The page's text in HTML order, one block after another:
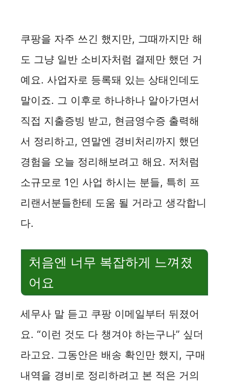
쿠팡을 자주 쓰긴 했지만, 그때까지만 해
도 그냥 일반 소비자처럼 결제만 했던 거
예요. 사업자로 등록돼 있는 상태인데도
말이죠. 그 이후로 하나하나 알아가면서
직접 지출증빙 받고, 현금영수증 출력해
서 정리하고, 연말엔 경비처리까지 했던
경험을 오늘 정리해보려고 해요. 저처럼
소규모로 1인 사업 하시는 분들, 특히 프
리랜서분들한테 도움 될 거라고 생각합니
다.
처음엔 너무 복잡하게 느껴졌
어요
세무사 말 듣고 쿠팡 이메일부터 뒤졌어
요. “이런 것도 다 챙겨야 하는구나” 싶더
라고요. 그동안은 배송 확인만 했지, 구매
내역을 경비로 정리하려고 본 적은 거의